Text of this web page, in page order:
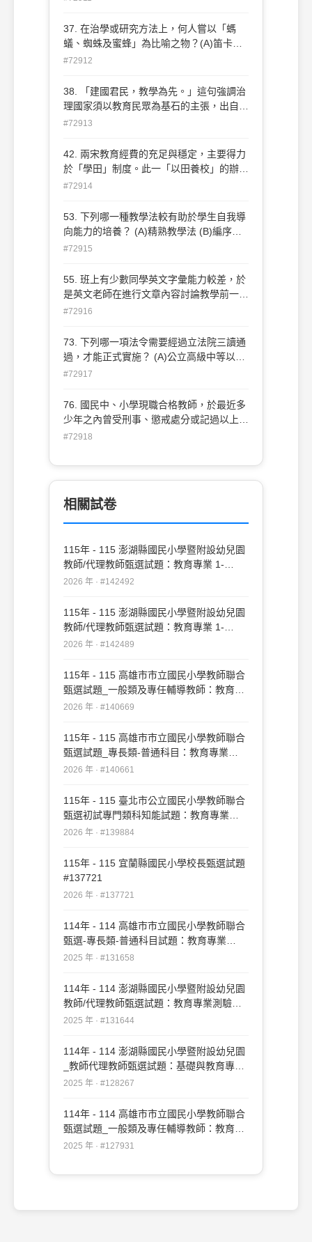
37. 在治學或研究方法上，何人嘗以「螞
蟻、蜘蛛及蜜蜂」為比喻之物？(A)笛卡兒
(R. Descartes) (B)培根(F. Bacon) (C)牛頓
#72912
38. 「建國君民，教學為先。」這句強調治
理國家須以教育民眾為基石的主張，出自下
列哪一部經典？(A)中庸 (B)禮記 (C)大學
#72913
42. 兩宋教育經費的充足與穩定，主要得力
於「學田」制度。此一「以田養校」的辦
法，係由何人創想而成？(A)孫奭 (B)王安石
#72914
53. 下列哪一種教學法較有助於學生自我導
向能力的培養？ (A)精熟教學法 (B)編序教
學法 (C)探究式教學法 (D)直接教學法
#72915
55. 班上有少數同學英文字彙能力較差，於
是英文老師在進行文章內容討論教學前一週
先將文章發給這些同學，請其先查生字意
他同學一起討論文章意涵，這是屬於適性教
學的哪一種？(A)補救性教學 (B)補償性教學
#72916
73. 下列哪一項法令需要經過立法院三讀通
過，才能正式實施？ (A)公立高級中等以下
學校教師成績考核辦法 (B)教師法施行細則
一貫課程綱要
#72917
76. 國民中、小學現職合格教師，於最近多
少年之內曾受刑事、懲戒處分或記過以上之
行政處分者，不得參加校長、主任的甄選？
#72918
相關試卷
115年 - 115 澎湖縣國民小學暨附設幼兒園
教師/代理教師甄選試題：教育專業 1-
20#142492
2026 年 · #142492
115年 - 115 澎湖縣國民小學暨附設幼兒園
教師/代理教師甄選試題：教育專業 1-
50#142489
2026 年 · #142489
115年 - 115 高雄市市立國民小學教師聯合
甄選試題_一般類及專任輔導教師：教育專
業#140669
2026 年 · #140669
115年 - 115 高雄市市立國民小學教師聯合
甄選試題_專長類-普通科目：教育專業
#140661
2026 年 · #140661
115年 - 115 臺北市公立國民小學教師聯合
甄選初試專門類科知能試題：教育專業
#139884
2026 年 · #139884
115年 - 115 宜蘭縣國民小學校長甄選試題
#137721
2026 年 · #137721
114年 - 114 高雄市市立國民小學教師聯合
甄選-專長類-普通科目試題：教育專業
#131658
2025 年 · #131658
114年 - 114 澎湖縣國民小學暨附設幼兒園
教師/代理教師甄選試題：教育專業測驗
#131644
2025 年 · #131644
114年 - 114 澎湖縣國民小學暨附設幼兒園
_教師代理教師甄選試題：基礎與教育專業
測驗#128267
2025 年 · #128267
114年 - 114 高雄市市立國民小學教師聯合
甄選試題_一般類及專任輔導教師：教育專
業#127931
2025 年 · #127931